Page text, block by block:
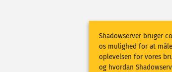
Shadowserver bruger
os mulighed for at
oplevelsen for vores
og hvordan